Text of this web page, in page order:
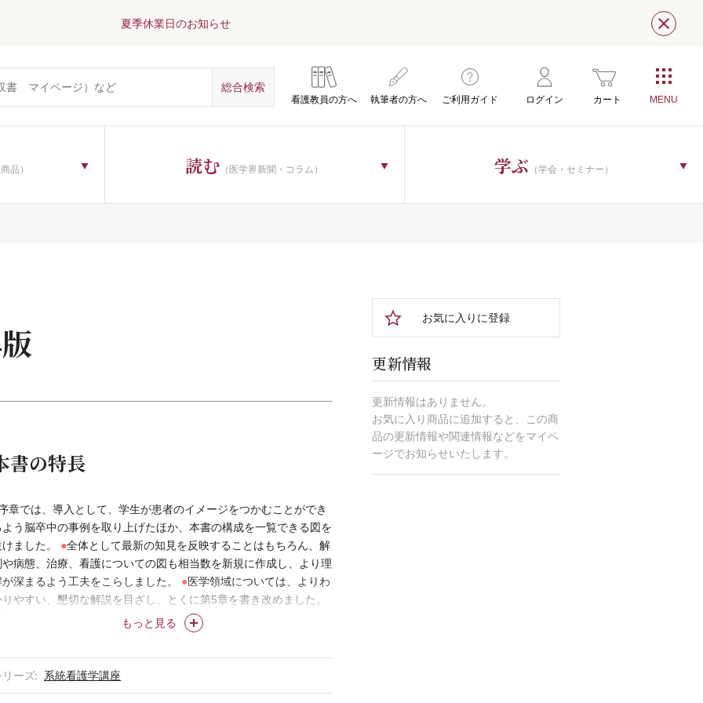
夏季休業日のお知らせ 閉じ
看護教員の方へ 執筆者の方へ ご利用ガイド ログイン カート
品） 読む （医学界新聞・コラム） 学ぶ （学会・セミナー）
書の特長
もっと見る
章では、導入として、学生が患者のイメージをつかむことができ
よう脳卒中の事例を取り上げたほか、本書の構成を一覧できる図を
ました。 ●全体として最新の知見を反映することはもちろん、解
や病態、治療、看護についての図も相当数を新規に作成し、より理
が深まるよう工夫をこらしました。 ●医学領域については、よりわ
りやすい、懇切な解説を目ざし、とくに第5章を書き改めました。
護領域については、とくに第6章の各項の「アセスメント」を、
性・定量という観点をふまえて充実させるなど、卒業後も臨床の現
看護領域に分散していた情報を再構成し、特定のところでまとめて
リーズ 系統看護学講座
お気に入りに登録
更新情報
更新情報はありません。
お気に入り商品に追加すると、この商
品の更新情報や関連情報などをマイペ
ージでお知らせいたします。